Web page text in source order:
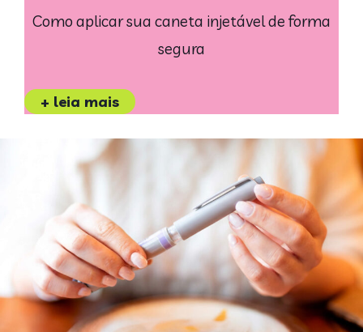
Como aplicar sua caneta injetável de forma
segura
+ leia mais